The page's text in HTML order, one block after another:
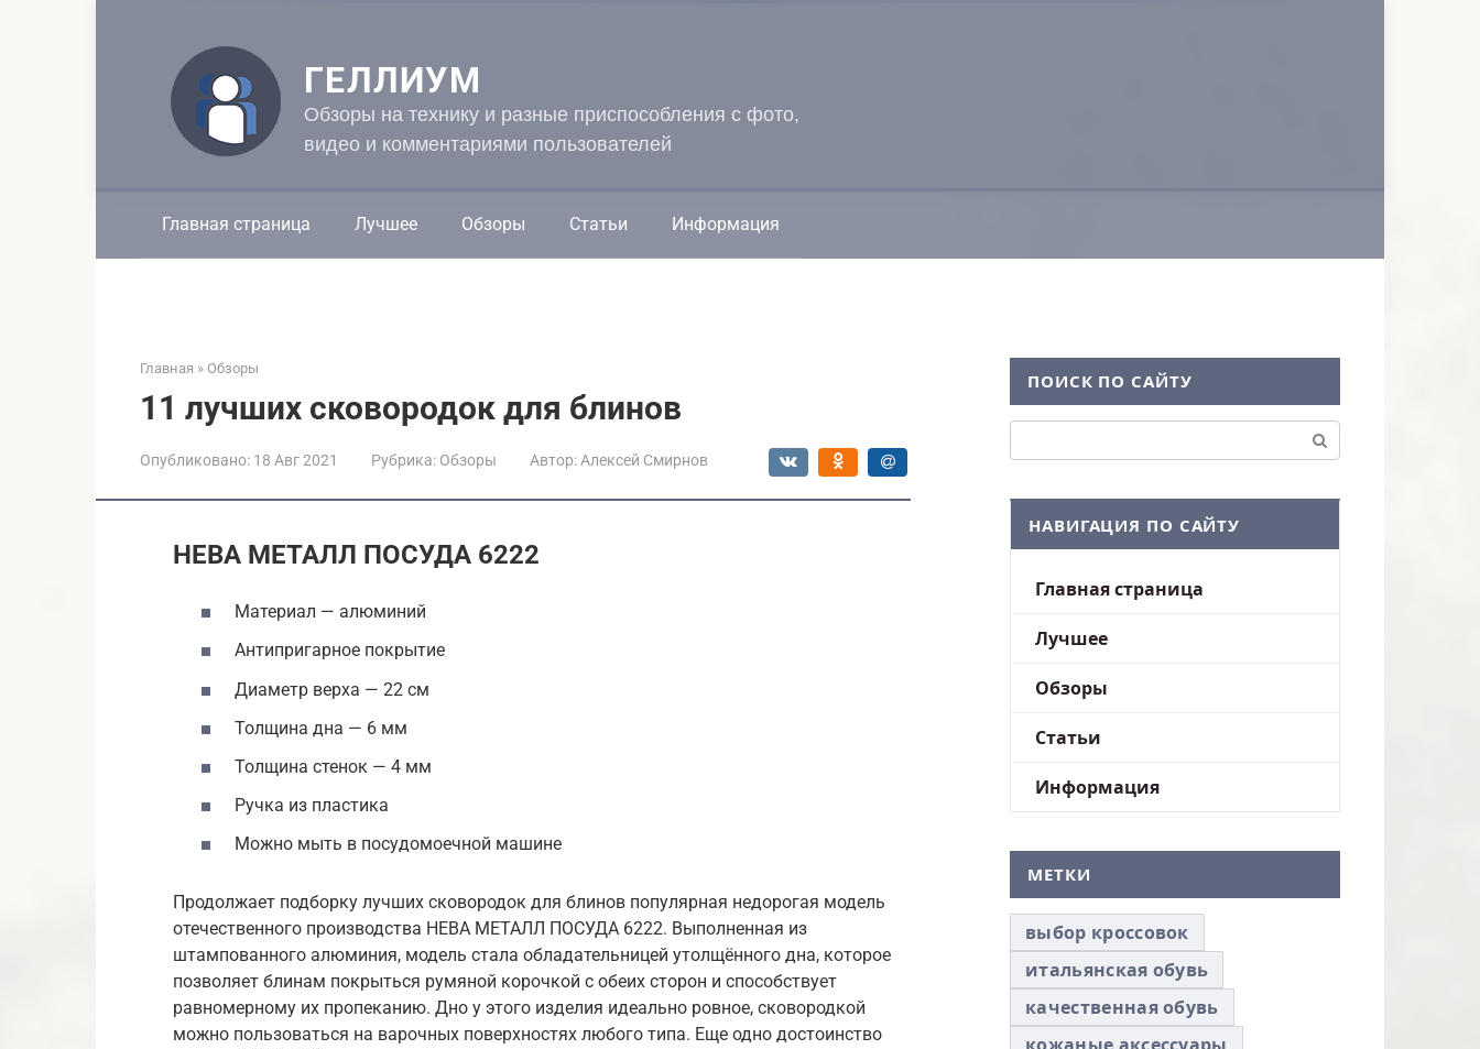
ГЕЛЛИУМ
Обзоры на технику и разные приспособления с фото,
видео и комментариями пользователей
Главная страница Лучшее Обзоры Статьи Информация
Главная » Обзоры
11 лучших сковородок для блинов
Опубликовано: 18 Авг 2021 Рубрика: Обзоры Автор: Алексей Смирнов
НЕВА МЕТАЛЛ ПОСУДА 6222
Материал — алюминий
Антипригарное покрытие
Диаметр верха — 22 см
Толщина дна — 6 мм
Толщина стенок — 4 мм
Ручка из пластика
Можно мыть в посудомоечной машине
Продолжает подборку лучших сковородок для блинов популярная недорогая модель
отечественного производства НЕВА МЕТАЛЛ ПОСУДА 6222. Выполненная из
штампованного алюминия, модель стала обладательницей утолщённого дна, которое
позволяет блинам покрыться румяной корочкой с обеих сторон и способствует
равномерному их пропеканию. Дно у этого изделия идеально ровное, сковородкой
можно пользоваться на варочных поверхностях любого типа. Еще одно достоинство
ПОИСК ПО САЙТУ
НАВИГАЦИЯ ПО САЙТУ
Главная страница
Лучшее
Обзоры
Статьи
Информация
МЕТКИ
выбор кроссовок
итальянская обувь
качественная обувь